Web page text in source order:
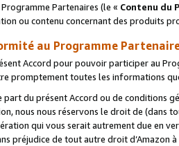
Partenaires (le « Contenu du
ou contenu concernant des produits
au Programme
Accord pour pouvoir participer au
promptement toutes les informations
du présent Accord ou de conditions
nous nous réservons le droit de (dans
qui vous serait autrement due en
préjudice de tout autre droit